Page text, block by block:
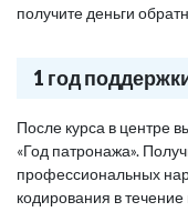
получите деньги
1 год
После курса в центре
«Год патронажа».
профессиональных
кодирования в течение